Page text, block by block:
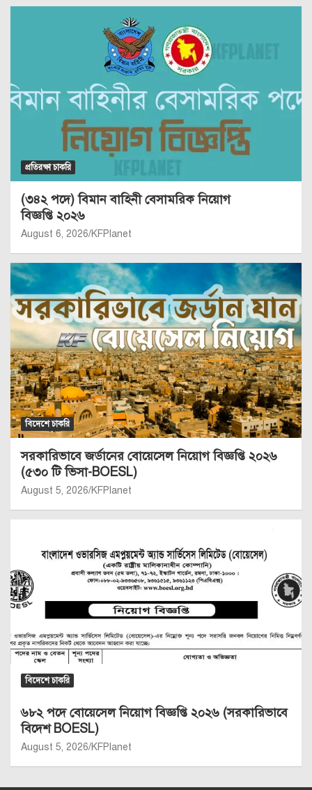
প্রতিরক্ষা চাকরি
(৩৪২ পদে) বিমান বাহিনী বেসামরিক নিয়োগ
বিজ্ঞপ্তি ২০২৬
August 6, 2026 KFPlanet
বিদেশে চাকরি
সরকারিভাবে জর্ডানের বোয়েসেল নিয়োগ বিজ্ঞপ্তি ২০২৬
(৫৩০ টি ভিসা-BOESL)
August 5, 2026 KFPlanet
বিদেশে চাকরি
৬৮২ পদে বোয়েসেল নিয়োগ বিজ্ঞপ্তি ২০২৬ (সরকারিভাবে
বিদেশ BOESL)
August 5, 2026 KFPlanet